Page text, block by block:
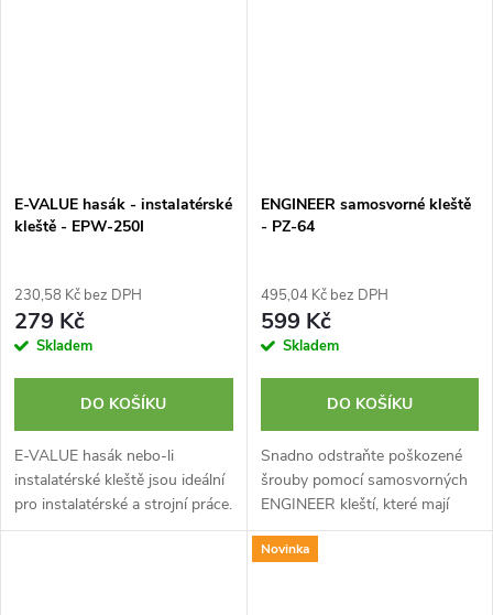
E-VALUE hasák - instalatérské
kleště - EPW-250I
230,58 Kč bez DPH
279 Kč
Skladem
DO KOŠÍKU
E-VALUE hasák nebo-li
instalatérské kleště jsou ideální
pro instalatérské a strojní práce.
Pevně drží trubky o průměru 6-
ENGINEER samosvorné kleště
- PZ-64
495,04 Kč bez DPH
599 Kč
Skladem
DO KOŠÍKU
Snadno odstraňte poškozené
šrouby pomocí samosvorných
ENGINEER kleští, které mají
patentovanou technologii
úchopu a neklouzavé rukojeti.
Novinka